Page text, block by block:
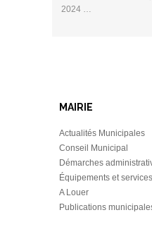
2024 …
MAIRIE
Actualités Municipales
Conseil Municipal
Démarches
Équipements et services
A Louer
Publications